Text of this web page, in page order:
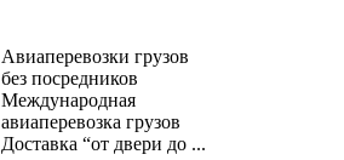
Авиаперевозки грузов
без посредников
Международная
авиаперевозка грузов
Доставка “от двери до ...